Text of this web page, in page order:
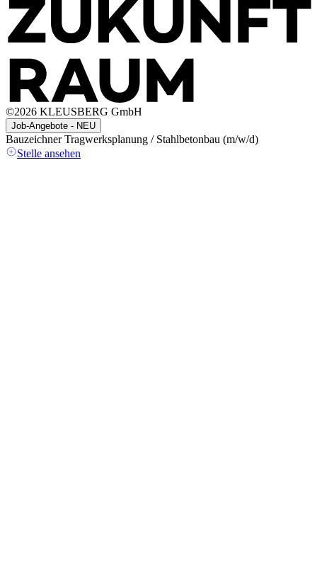
©2026 KLEUSBERG GmbH
Job-Angebote - NEU
Bauzeichner Tragwerksplanung / Stahlbetonbau (m/w/d)
Stelle ansehen